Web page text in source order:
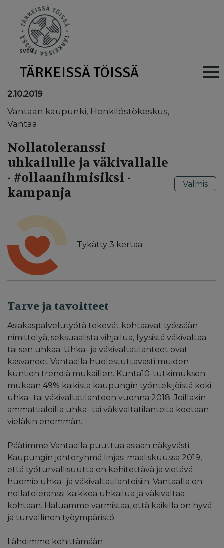
SVEN
TÄRKEISSÄ TÖISSÄ Main
2.10.2019
Vantaan kaupunki, Henkilöstökeskus,
Vantaa
Nollatoleranssi
uhkailulle ja väkivallalle
- #ollaanihmisiksi -
kampanja
Tykätty 3 kertaa.
Valmis
Tarve ja tavoitteet
Asiakaspalvelutyötä tekevät kohtaavat työssään
nimittelyä, seksuaalista vihjailua, fyysistä väkivaltaa
tai sen uhkaa. Uhka- ja väkivaltatilanteet ovat
kasvaneet Vantaalla huolestuttavasti muiden
kuntien trendiä mukaillen. Kunta10-tutkimuksen
mukaan 49% kaikista kaupungin työntekijöistä koki
uhka- tai väkivaltatilanteen vuonna 2018. Joillakin
ammattialoilla uhka- tai väkivaltatilanteita koetaan
vieläkin enemmän.
Päätimme Vantaalla puuttua asiaan näkyvästi.
Kaupungin johtoryhmä linjasi maaliskuussa 2019,
että työturvallisuutta on kehitettävä ja vietävä
huomio uhka- ja väkivaltatilanteisiin. Vantaalla on
nollatoleranssi kaikkea uhkailua ja väkivaltaa
kohtaan. Haluamme varmistaa, että kaikilla on hyvä
ja turvallinen työympäristö.
Lähdimme kehittämään